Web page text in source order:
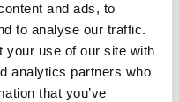
and ads, to
to analyse our traffic.
your use of our site with
analytics partners who
that you’ve